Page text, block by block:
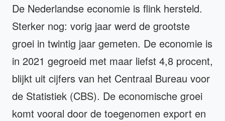
De Nederlandse economie is flink hersteld.
Sterker nog: vorig jaar werd de grootste
groei in twintig jaar gemeten. De economie is
in 2021 gegroeid met maar liefst 4,8 procent,
blijkt uit cijfers van het Centraal Bureau voor
de Statistiek (CBS). De economische groei
komt vooral door de toegenomen export en